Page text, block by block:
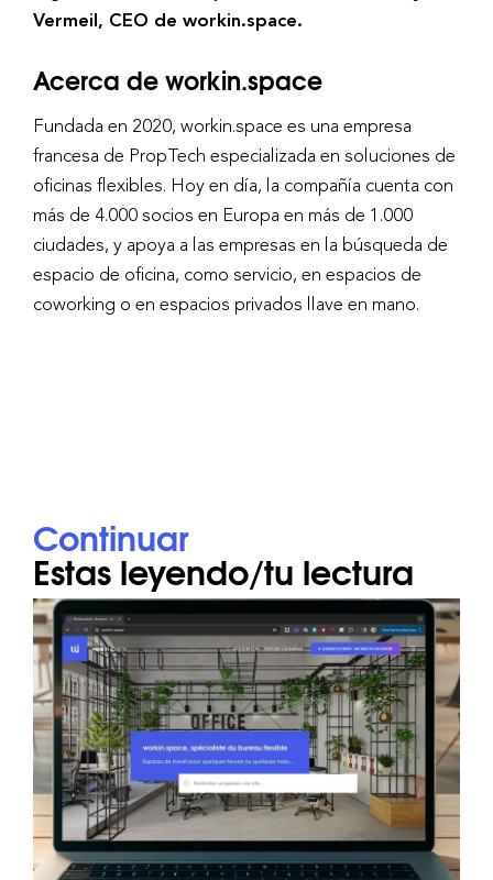
Vermeil, CEO de workin.space.
Acerca de workin.space
Fundada en 2020, workin.space es una empresa
francesa de PropTech especializada en soluciones de
oficinas flexibles. Hoy en día, la compañía cuenta con
más de 4.000 socios en Europa en más de 1.000
ciudades, y apoya a las empresas en la búsqueda de
espacio de oficina, como servicio, en espacios de
coworking o en espacios privados llave en mano.
Continuar
Estas leyendo/tu lectura